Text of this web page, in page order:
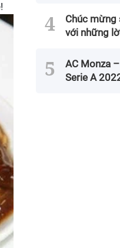
Chúc mừng
với những
AC Monza
Serie A